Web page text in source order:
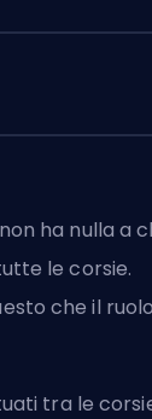
ha nulla a
le corsie.
che il
tra le